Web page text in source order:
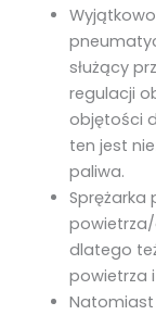
służący
regulacji
objętości
ten jest
paliwa.
powietrza/
dlatego
powietrza
Natomiast